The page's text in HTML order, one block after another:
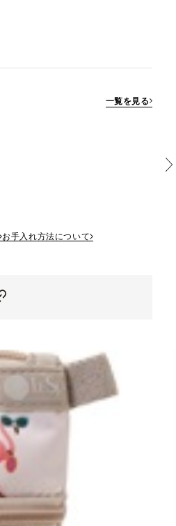
一覧を見る
お手入れ方法について